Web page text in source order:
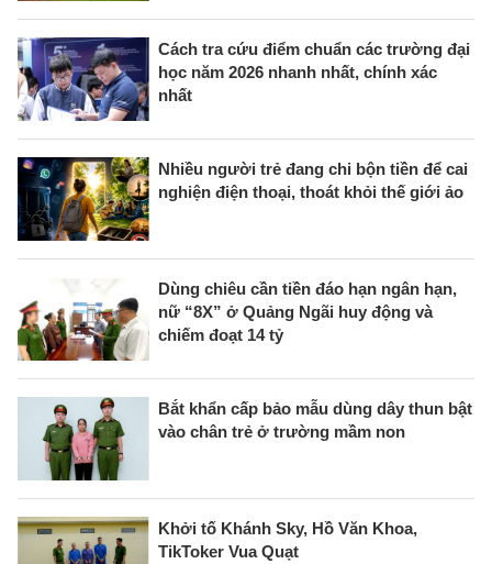
Cách tra cứu điểm chuẩn các trường đại
học năm 2026 nhanh nhất, chính xác
nhất
Nhiều người trẻ đang chi bộn tiền để cai
nghiện điện thoại, thoát khỏi thế giới ảo
Dùng chiêu cần tiền đáo hạn ngân hạn,
nữ “8X” ở Quảng Ngãi huy động và
chiếm đoạt 14 tỷ
Bắt khẩn cấp bảo mẫu dùng dây thun bật
vào chân trẻ ở trường mầm non
Khởi tố Khánh Sky, Hồ Văn Khoa,
TikToker Vua Quạt